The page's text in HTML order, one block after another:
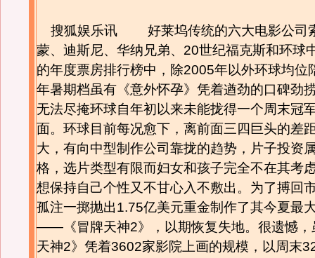
搜狐娱乐讯 好莱坞传统的六大电影公司
蒙、迪斯尼、华纳兄弟、20世纪福克斯和环球
的年度票房排行榜中，除2005年以外环球均位
年暑期档虽有《意外怀孕》凭着遒劲的口碑劲
无法尽掩环球自年初以来未能拢得一个周末冠
面。环球目前每况愈下，离前面三四巨头的差
大，有向中型制作公司靠拢的趋势，片子投资
格，选片类型有限而妇女和孩子完全不在其考
想保持自己个性又不甘心入不敷出。为了搏回
孤注一掷抛出1.75亿美元重金制作了其今夏最
——《冒牌天神2》，以期恢复失地。很遗憾，
天神2》凭着3602家影院上画的规模，以周末